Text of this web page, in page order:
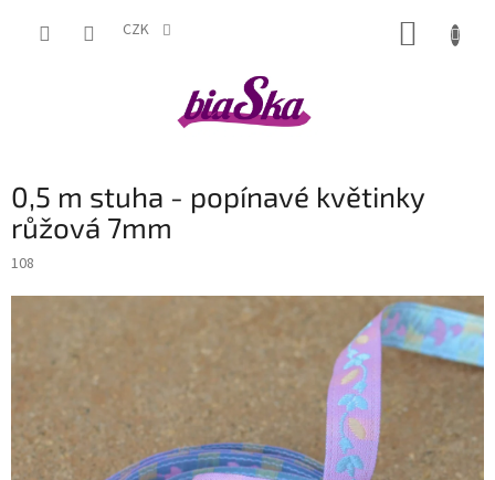
CZK
0,5 m stuha - popínavé květinky
růžová 7mm
108